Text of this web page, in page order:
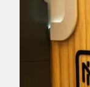
Nomad
Cartão de